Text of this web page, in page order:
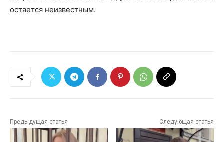
остается неизвестным.
Предыдущая статья Следующая статья